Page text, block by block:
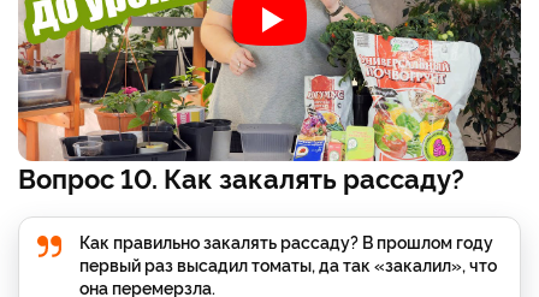
Вопрос 10. Как закалять рассаду?
Как правильно закалять рассаду? В прошлом году
первый раз высадил томаты, да так «закалил», что
она перемерзла.